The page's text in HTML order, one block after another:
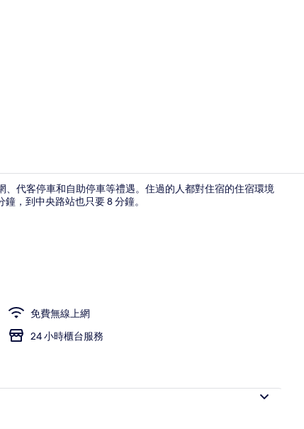
| 高級寢具、記憶床墊、筆電工作空間、遮光布/窗簾
代客停車和自助停車等禮遇。住過的人都對住宿的住宿環境
，到中央路站也只要 8 分鐘。
免費無線上網
24 小時櫃台服務